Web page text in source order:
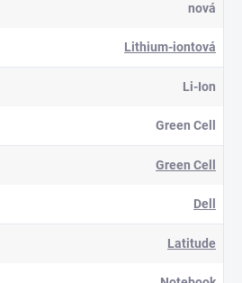
nová
Lithium-iontová
Li-Ion
Green Cell
Green Cell
Dell
Latitude